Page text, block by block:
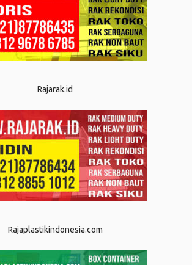
Rajarak.id
Rajaplastikindonesia.com